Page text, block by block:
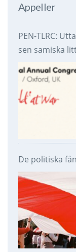
Appeller
PEN-TLRC:
sen samiska
De politiska